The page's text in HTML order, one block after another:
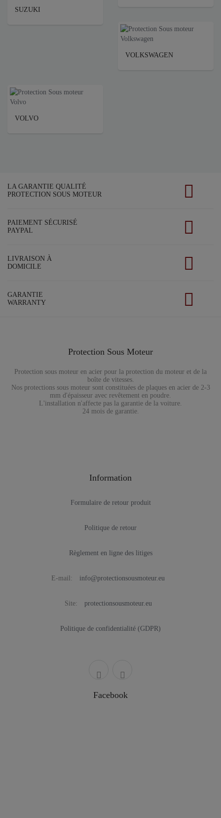
SUZUKI
VOLKSWAGEN
VOLVO
LA GARANTIE QUALITÉ
PROTECTION SOUS MOTEUR
PAIEMENT SÉCURISÉ
PAYPAL
LIVRAISON À
DOMICILE
GARANTIE
WARRANTY
Protection Sous Moteur
Protection sous moteur en acier pour la protection du moteur et de la
boîte de vitesses.
Nos protections sous moteur sont constituées de plaques en acier de 2-3
mm d'épaisseur avec revêtement en poudre.
L'installation n'affecte pas la garantie de la voiture.
24 mois de garantie.
Information
Formulaire de retour produit
Politique de retour
Règlement en ligne des litiges
E-mail: info@protectionsousmoteur.eu
Site: protectionsousmoteur.eu
Politique de confidentialité (GDPR)
Facebook